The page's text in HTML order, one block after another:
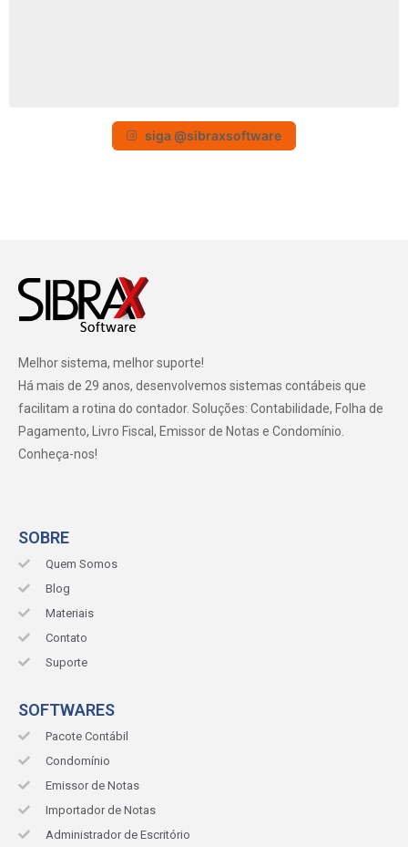
siga @sibraxsoftware
Melhor sistema, melhor suporte!
Há mais de 29 anos, desenvolvemos sistemas contábeis que
facilitam a rotina do contador. Soluções: Contabilidade, Folha de
Pagamento, Livro Fiscal, Emissor de Notas e Condomínio.
Conheça-nos!
SOBRE
Quem Somos
Blog
Materiais
Contato
Suporte
SOFTWARES
Pacote Contábil
Condomínio
Emissor de Notas
Importador de Notas
Administrador de Escritório